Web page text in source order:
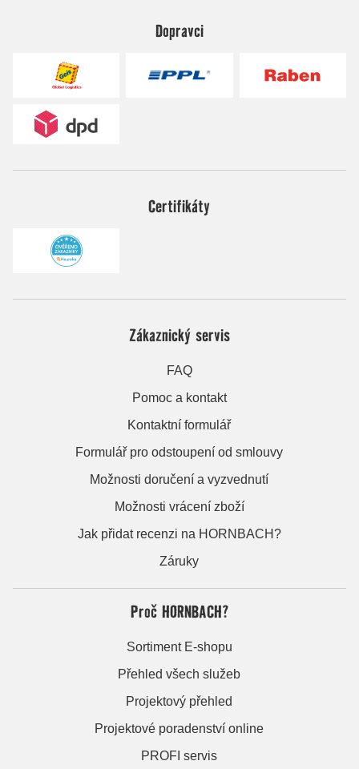
Dopravci
Certifikáty
Zákaznický servis
FAQ
Pomoc a kontakt
Kontaktní formulář
Formulář pro odstoupení od smlouvy
Možnosti doručení a vyzvednutí
Možnosti vrácení zboží
Jak přidat recenzi na HORNBACH?
Záruky
Proč HORNBACH?
Sortiment E-shopu
Přehled všech služeb
Projektový přehled
Projektové poradenství online
PROFI servis